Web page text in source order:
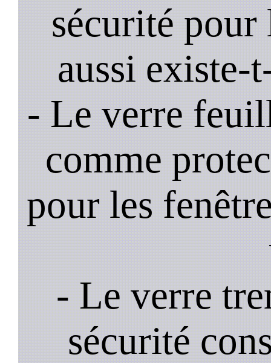
sécurité pour
aussi
- Le verre
comme
pour les
- Le verre
sécurité